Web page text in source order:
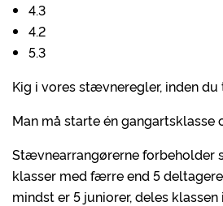
4.3
4.2
5.3
Kig i vores stævneregler, inden
Man må starte én gangartsklasse
Stævnearrangørerne forbeholder
klasser med færre end 5
mindst er 5 juniorer, deles klassen